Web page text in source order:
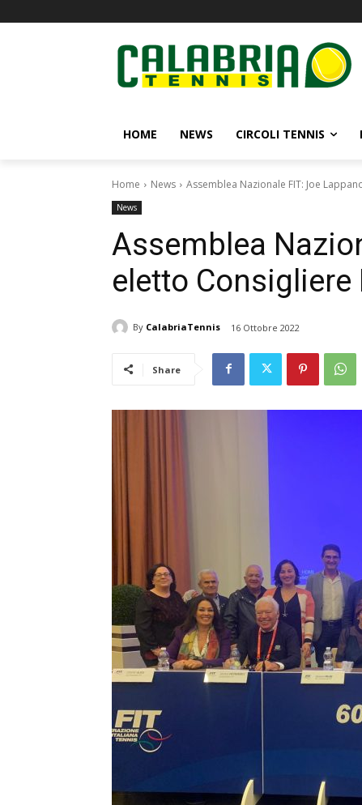
HOME NEWS CIRCOLI TENNIS
Home News Assemblea Nazionale FIT: Joe
News
Assemblea
eletto Consigliere
By CalabriaTennis 16 Ottobre 2022
Share